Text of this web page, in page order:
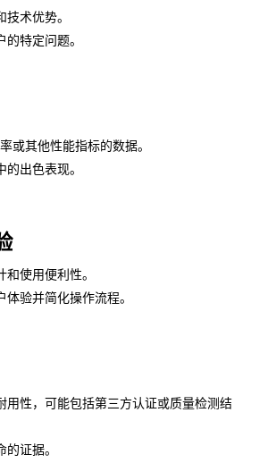
术优势。
特定问题。
或其他性能指标的数据。
出色表现。
使用便利性。
验并简化操作流程。
用性，可能包括第三方认证或质量检测结
证据。